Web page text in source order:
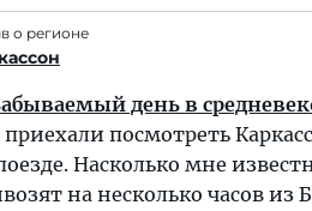
о регионе
день в
посмотреть
Насколько мне
на несколько часов из